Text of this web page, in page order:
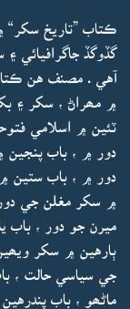
ڪتاب ”تاريخ
گڏوگڏ جاگرافيائي
آهي . مصنف هن
۾ مھراڻ ، سکر ۽
ٽئين ۾ اسلامي
دور ۾ ، باب
دور ۾ ، باب ستين
۾ سکر مغلن جي
ميرن جو دور ، باب
ٻارهين ۾ سکر
جي سياسي حالت ،
ماڻھو ، باب